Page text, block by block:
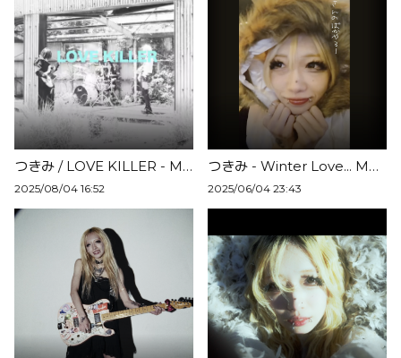
つきみ / LOVE KILLER - Music Video
2025/08/04 16:52
つきみ - Winter Love... Music Video
2025/06/04 23:43